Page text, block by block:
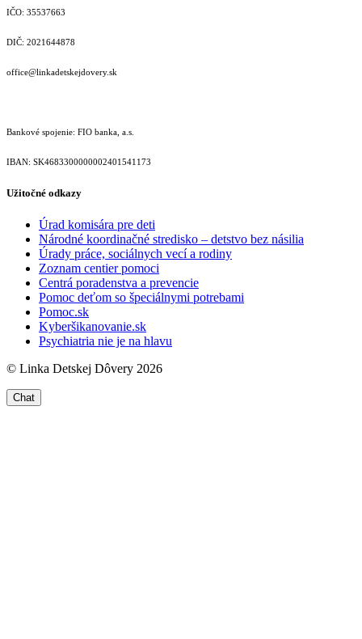
IČO: 35537663
DIČ: 2021644878
office@linkadetskejdovery.sk
Bankové spojenie: FIO banka, a.s.
IBAN: SK46833000000­02401541173
Užitočné odkazy
Úrad komisára pre deti
Národné koordinačné stredisko – detstvo bez násilia
Úrady práce, sociálnych vecí a rodiny
Zoznam centier pomoci
Centrá poradenstva a prevencie
Pomoc deťom so špeciálnymi potrebami
Pomoc.sk
Kyberšikanovanie.sk
Psychiatria nie je na hlavu
© Linka Detskej Dôvery 2026